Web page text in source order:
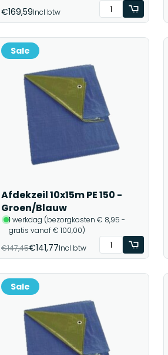
€169,59Incl btw
Sale
Afdekzeil 10x15m PE 150 -
Groen/Blauw
1 werkdag (bezorgkosten € 8,95 -
gratis vanaf € 100,00)
€147,45€141,77Incl btw
Sale